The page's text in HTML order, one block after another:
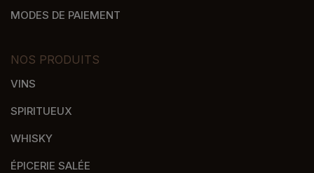
MODES DE PAIEMENT
NOS PRODUITS
VINS
SPIRITUEUX
WHISKY
ÉPICERIE SALÉE